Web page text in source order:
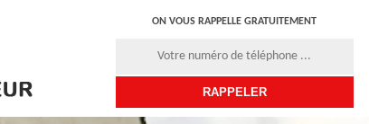
ON VOUS RAPPELLE GRATUITEMENT